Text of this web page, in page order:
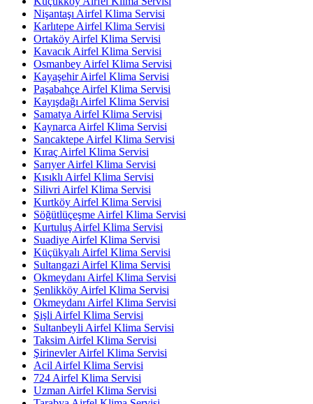
Nişantaşı Airfel Klima Servisi
Karlıtepe Airfel Klima Servisi
Ortaköy Airfel Klima Servisi
Kavacık Airfel Klima Servisi
Osmanbey Airfel Klima Servisi
Kayaşehir Airfel Klima Servisi
Paşabahçe Airfel Klima Servisi
Kayışdağı Airfel Klima Servisi
Samatya Airfel Klima Servisi
Kaynarca Airfel Klima Servisi
Sancaktepe Airfel Klima Servisi
Kıraç Airfel Klima Servisi
Sarıyer Airfel Klima Servisi
Kısıklı Airfel Klima Servisi
Silivri Airfel Klima Servisi
Kurtköy Airfel Klima Servisi
Söğütlüçeşme Airfel Klima Servisi
Kurtuluş Airfel Klima Servisi
Suadiye Airfel Klima Servisi
Küçükyalı Airfel Klima Servisi
Sultangazi Airfel Klima Servisi
Okmeydanı Airfel Klima Servisi
Şenlikköy Airfel Klima Servisi
Okmeydanı Airfel Klima Servisi
Şişli Airfel Klima Servisi
Sultanbeyli Airfel Klima Servisi
Taksim Airfel Klima Servisi
Şirinevler Airfel Klima Servisi
Acil Airfel Klima Servisi
724 Airfel Klima Servisi
Uzman Airfel Klima Servisi